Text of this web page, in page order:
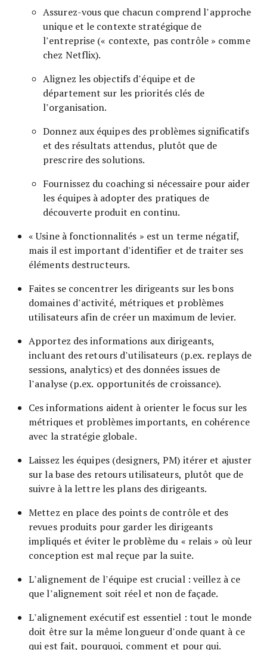
Assurez-vous que chacun comprend l’approche
unique et le contexte stratégique de
l’entreprise (« contexte, pas contrôle » comme
chez Netflix).
Alignez les objectifs d’équipe et de
département sur les priorités clés de
l’organisation.
Donnez aux équipes des problèmes significatifs
et des résultats attendus, plutôt que de
prescrire des solutions.
Fournissez du coaching si nécessaire pour aider
les équipes à adopter des pratiques de
découverte produit en continu.
« Usine à fonctionnalités » est un terme négatif,
mais il est important d’identifier et de traiter ses
éléments destructeurs.
Faites se concentrer les dirigeants sur les bons
domaines d’activité, métriques et problèmes
utilisateurs afin de créer un maximum de levier.
Apportez des informations aux dirigeants,
incluant des retours d’utilisateurs (p.ex. replays de
sessions, analytics) et des données issues de
l’analyse (p.ex. opportunités de croissance).
Ces informations aident à orienter le focus sur les
métriques et problèmes importants, en cohérence
avec la stratégie globale.
Laissez les équipes (designers, PM) itérer et ajuster
sur la base des retours utilisateurs, plutôt que de
suivre à la lettre les plans des dirigeants.
Mettez en place des points de contrôle et des
revues produits pour garder les dirigeants
impliqués et éviter le problème du « relais » où leur
conception est mal reçue par la suite.
L’alignement de l’équipe est crucial : veillez à ce
que l’alignement soit réel et non de façade.
L’alignement exécutif est essentiel : tout le monde
doit être sur la même longueur d’onde quant à ce
qui est fait, pourquoi, comment et pour qui.